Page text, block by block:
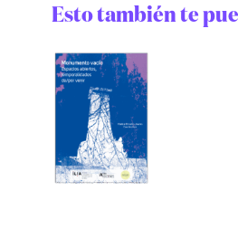
Esto también te